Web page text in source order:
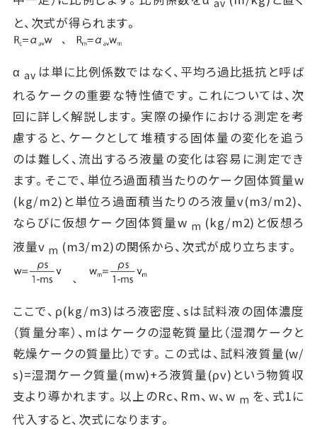
av
と、次式が得られます。
α av は単に比例係数ではなく、平均ろ過比抵抗と呼ば
れるケークの重要な特性値です。これについては、次
回に詳しく解説します。実際の操作における測定を考
慮すると、ケークとして堆積する固体量の変化を追う
のは難しく、流出するろ液量の変化は容易に測定でき
ます。そこで、単位ろ過面積当たりのケーク固体質量w
(kg/m2)と単位ろ過面積当たりのろ液量v(m3/m2)、
ならびに仮想ケーク固体質量w m (kg/m2)と仮想ろ
液量v m (m3/m2)の関係から、次式が成り立ちます。
ここで、ρ(kg/m3)はろ液密度、sは試料液の固体濃度
（質量分率）、mはケークの湿乾質量比（湿潤ケークと
乾燥ケークの質量比）です。この式は、試料液質量(w/
s)=湿潤ケーク質量(mw)+ろ液質量(ρv)という物質収
支より導かれます。以上のRc、Rm、w、w m を、式1に
代入すると、次式になります。